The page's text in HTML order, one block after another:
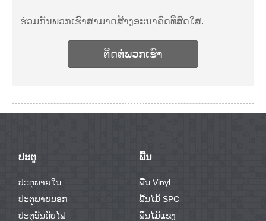
ຮ່ວມກັນພວກເຮົາສາມາດສ້າງອະນາຄົດທີ່ສົດໃສ.
ຕິດ​ຕໍ່​ພວກ​ເຮົາ
ປະຕູ
ປະຕູພາຍໃນ
ປະຕູພາຍນອກ
ປະຕູອັນດັບໄຟ
ພື້ນ
ພື້ນ Vinyl
ພື້ນໄມ້ SPC
ພື້ນໄມ້ແຂງ